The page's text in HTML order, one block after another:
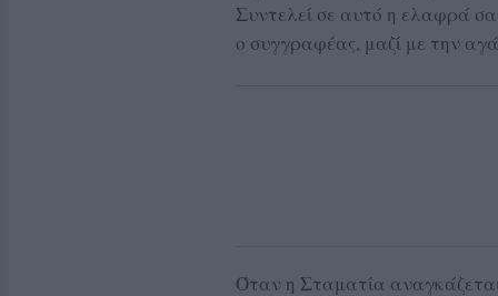
Συντελεί σε αυτό η ελαφρά
ο συγγραφέας, μαζί με την
Όταν η Σταματία αναγκάζεται